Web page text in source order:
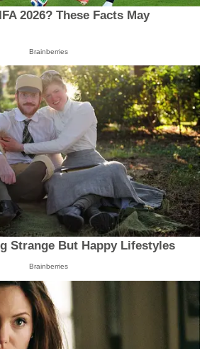
2026? These Facts May
Brainberries
Strange But Happy Lifestyles
Brainberries